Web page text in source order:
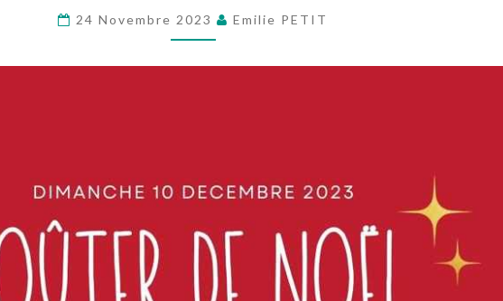
DE
BAJUELLE
24 Novembre 2023 Emilie PETIT